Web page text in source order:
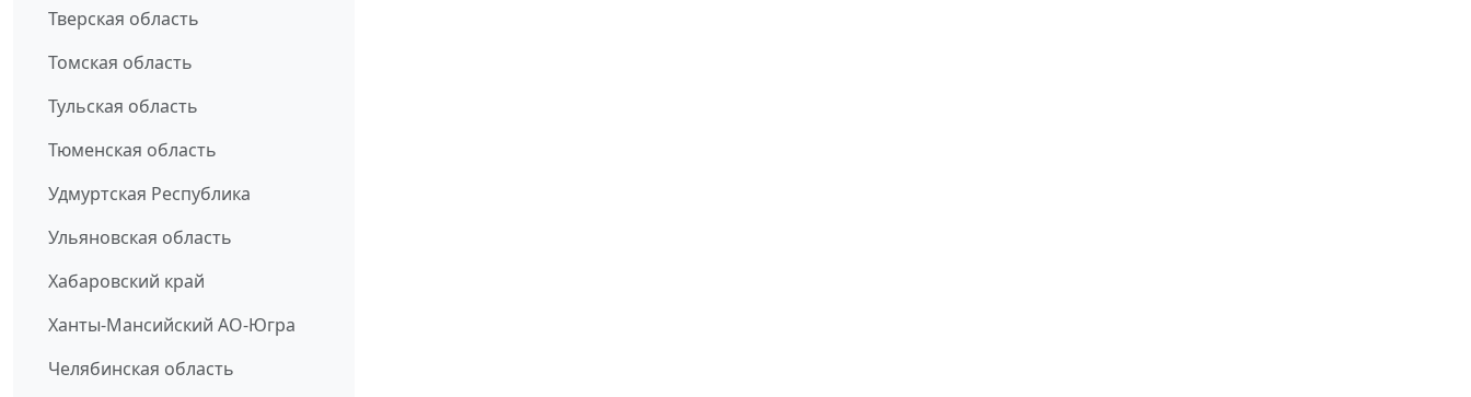
Тверская область
Томская область
Тульская область
Тюменская область
Удмуртская Республика
Ульяновская область
Хабаровский край
Ханты-Мансийский АО-Югра
Челябинская область